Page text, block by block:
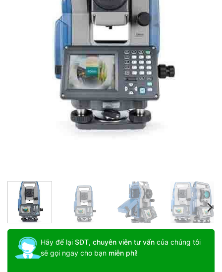
Hãy để lại SĐT, chuyên viên tư vấn của chúng tôi
sẽ gọi ngay cho bạn miễn phí!